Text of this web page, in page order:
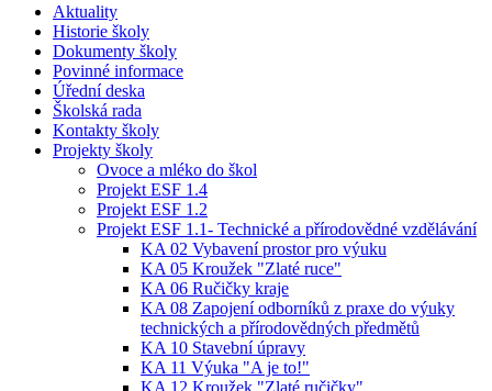
Aktuality
Historie školy
Dokumenty školy
Povinné informace
Úřední deska
Školská rada
Kontakty školy
Projekty školy
Ovoce a mléko do škol
Projekt ESF 1.4
Projekt ESF 1.2
Projekt ESF 1.1- Technické a přírodovědné vzdělávání
KA 02 Vybavení prostor pro výuku
KA 05 Kroužek "Zlaté ruce"
KA 06 Ručičky kraje
KA 08 Zapojení odborníků z praxe do výuky
technických a přírodovědných předmětů
KA 10 Stavební úpravy
KA 11 Výuka "A je to!"
KA 12 Kroužek "Zlaté ručičky"